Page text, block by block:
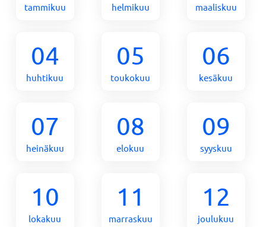
tammikuu helmikuu maaliskuu
04
huhtikuu
05
toukokuu
06
kesäkuu
07
heinäkuu
08
elokuu
09
syyskuu
10
lokakuu
11
marraskuu
12
joulukuu